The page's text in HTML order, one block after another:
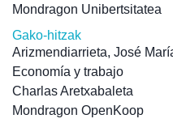
Mondragon Unibertsitatea
Gako-hitzak
Arizmendiarrieta, José
Economía y trabajo
Charlas Aretxabaleta
Mondragon OpenKoop